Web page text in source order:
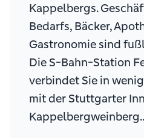
Kappelbergs.
Bedarfs, Bäcker,
Gastronomie sind
Die S-Bahn-Station
verbindet Sie in
mit der Stuttgarter